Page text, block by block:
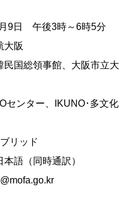
午後3時～6時5分
阪
総領事館、大阪市立大
、IKUNO･多文化
リッド
語（同時通訳）